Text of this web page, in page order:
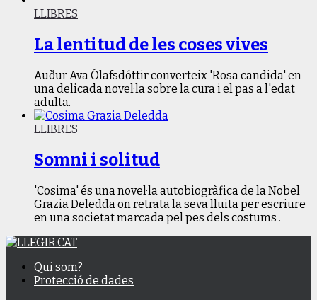
LLIBRES
La lentitud de les coses vives
Auður Ava Ólafsdóttir converteix 'Rosa candida' en
una delicada novel·la sobre la cura i el pas a l'edat
adulta.
LLIBRES
Somni i solitud
'Cosima' és una novel·la autobiogràfica de la Nobel
Grazia Deledda on retrata la seva lluita per escriure
en una societat marcada pel pes dels costums .
Qui som?
Protecció de dades